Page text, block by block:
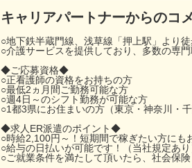
キャリアパートナーからのコ
○地下鉄半蔵門線、浅草線「押上駅」より
○介護サービスを提供しており、多数の専
◆ご応募資格◆
○正看護師の資格をお持ちの方
○最低2ヵ月間ご勤務可能な方
○週4日～のシフト勤務が可能な方
○1都3県にお住まいの方（東京・神奈川・千
◆求人ER派遣のポイント◆
○時給2,100円～！短期間で稼ぎたい方にも
○給与の日払いが可能です！（当社規定あり
○ご就業条件を満たして頂いたら、社会保